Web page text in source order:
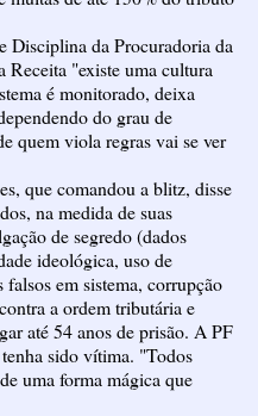
Disciplina da Procuradoria da
Receita "existe uma cultura
é monitorado, deixa
do grau de
quem viola regras vai se ver
que comandou a blitz, disse
na medida de suas
de segredo (dados
ideológica, uso de
em sistema, corrupção
a ordem tributária e
até 54 anos de prisão. A PF
sido vítima. "Todos
uma forma mágica que